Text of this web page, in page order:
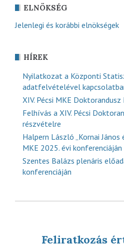
ELNÖKSÉG
Jelenlegi és korábbi elnökségek
HÍREK
Nyilatkozat a Központi
adatfelvételével
XIV. Pécsi MKE
Felhívás a XIV. Pécsi
részvételre
Halpern László „Kornai
MKE 2025. évi konferenciáján
Szentes Balázs plenáris
konferenciáján
Feliratkozás